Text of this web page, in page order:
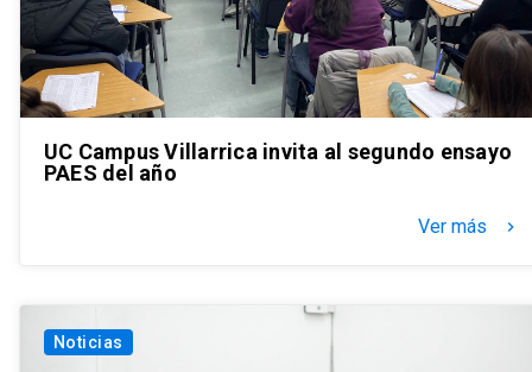
UC Campus Villarrica invita al segundo ensayo
PAES del año
Ver más keyboard_arrow_right
Noticias